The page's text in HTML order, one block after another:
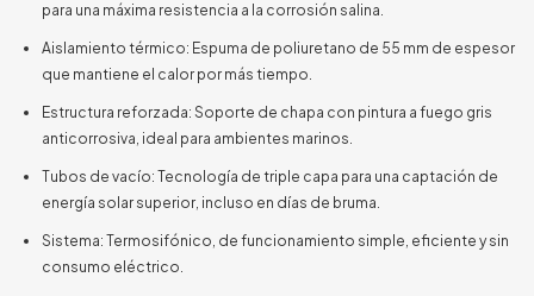
para una máxima resistencia a la corrosión salina.
Aislamiento térmico: Espuma de poliuretano de 55 mm de espesor
que mantiene el calor por más tiempo.
Estructura reforzada: Soporte de chapa con pintura a fuego gris
anticorrosiva, ideal para ambientes marinos.
Tubos de vacío: Tecnología de triple capa para una captación de
energía solar superior, incluso en días de bruma.
Sistema: Termosifónico, de funcionamiento simple, eficiente y sin
consumo eléctrico.